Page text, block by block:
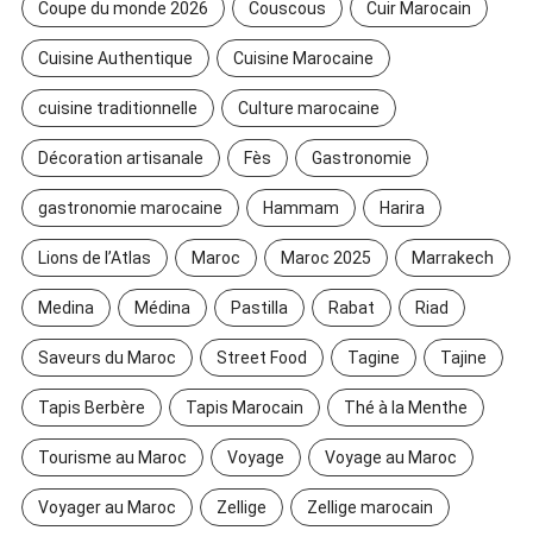
Coupe du monde 2026 Couscous Cuir Marocain
Cuisine Authentique Cuisine Marocaine
cuisine traditionnelle Culture marocaine
Décoration artisanale Fès Gastronomie
gastronomie marocaine Hammam Harira
Lions de l’Atlas Maroc Maroc 2025 Marrakech
Medina Médina Pastilla Rabat Riad
Saveurs du Maroc Street Food Tagine Tajine
Tapis Berbère Tapis Marocain Thé à la Menthe
Tourisme au Maroc Voyage Voyage au Maroc
Voyager au Maroc Zellige Zellige marocain